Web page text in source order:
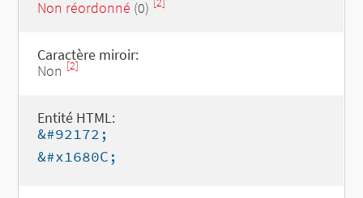
Non réordonné (0) [2]
Caractère miroir:
Non [2]
Entité HTML:
&#92172;
&#x1680C;